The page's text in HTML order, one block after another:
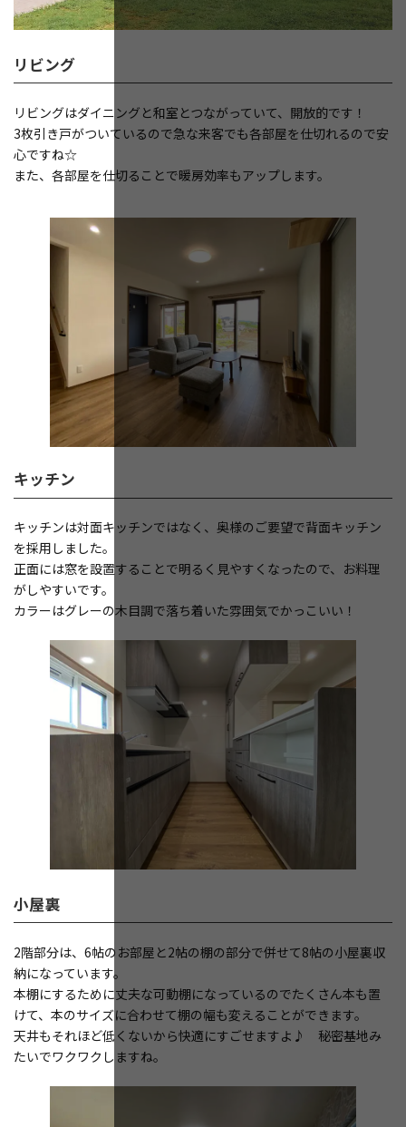
リビング
リビングはダイニングと和室とつながっていて、開放的です！
3枚引き戸がついているので急な来客でも各部屋を仕切れるので安
心ですね☆
また、各部屋を仕切ることで暖房効率もアップします。
キッチン
キッチンは対面キッチンではなく、奥様のご要望で背面キッチン
を採用しました。
正面には窓を設置することで明るく見やすくなったので、お料理
がしやすいです。
カラーはグレーの木目調で落ち着いた雰囲気でかっこいい！
小屋裏
2階部分は、6帖のお部屋と2帖の棚の部分で併せて8帖の小屋裏収
納になっています。
本棚にするために丈夫な可動棚になっているのでたくさん本も置
けて、本のサイズに合わせて棚の幅も変えることができます。
天井もそれほど低くないから快適にすごせますよ♪ 秘密基地み
たいでワクワクしますね。